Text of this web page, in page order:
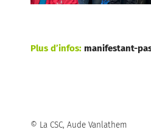
Plus d’infos: manifestant-
© La CSC, Aude Vanlathem